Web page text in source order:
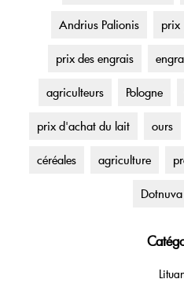
Andrius Palionis prix
prix des engrais
agriculteurs Pologne
prix d'achat du lait ours
céréales agriculture